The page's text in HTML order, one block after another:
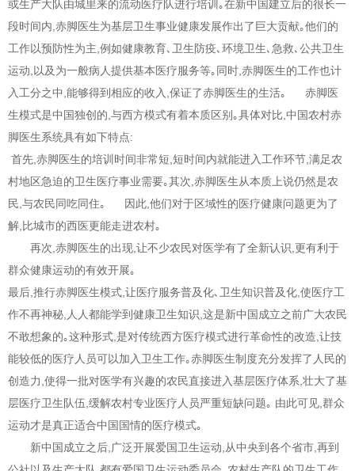
或生产大队由城里来的流动医疗队进行培训｡在新中国建立后的很长一
段时间内,赤脚医生为基层卫生事业健康发展作出了巨大贡献｡他们的
工作以预防性为主,例如健康教育､卫生防疫､环境卫生､急救､公共卫生
运动,以及为一般病人提供基本医疗服务等｡同时,赤脚医生的工作也计
入工分之中,能够得到相应的收入,保证了赤脚医生的生活｡ 赤脚医
生模式是中国独创的,与西方模式有着本质区别｡具体对比,中国农村赤
脚医生系统具有如下特点:
首先,赤脚医生的培训时间非常短,短时间内就能进入工作环节,满足农
村地区急迫的卫生医疗事业需要｡其次,赤脚医生从本质上说仍然是农
民,与农民同吃同住｡ 因此,他们对于区域性的医疗健康问题更为了
解,比城市的西医更能走进农村｡
再次,赤脚医生的出现,让不少农民对医学有了全新认识,更有利于
群众健康运动的有效开展｡
最后,推行赤脚医生模式,让医疗服务普及化､卫生知识普及化,使医疗工
作不再神秘,人人都能学到健康卫生知识,这是新中国成立之前广大农民
不敢想象的｡这种形式,是对传统西方医疗模式进行革命性的改造,让技
能较低的医疗人员可以加入卫生工作｡赤脚医生制度充分发挥了人民的
创造力,使得一批对医学有兴趣的农民直接进入基层医疗体系,壮大了基
层医疗卫生队伍,缓解农村专业医疗人员严重短缺问题｡ 由此可见,群众
运动才是真正适合中国国情的医疗模式｡
新中国成立之后,广泛开展爱国卫生运动,从中央到各个省市,再到